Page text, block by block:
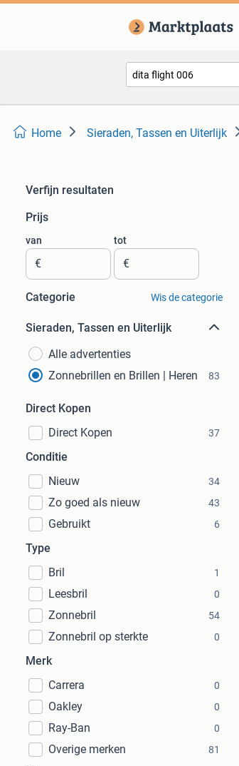
Home Sieraden, Tassen en Uiterlijk
Verfijn resultaten
Prijs
van
€
tot
€
Categorie Wis de categorie
Sieraden, Tassen en Uiterlijk
Alle advertenties
Zonnebrillen en Brillen | Heren
83
Direct Kopen
Direct Kopen
37
Conditie
Nieuw
34
Zo goed als nieuw 43
Gebruikt 6
Type
Bril
1
Leesbril 0
Zonnebril 54
Zonnebril op sterkte 0
Merk
Carrera
0
Oakley 0
Ray-Ban 0
Overige merken 81